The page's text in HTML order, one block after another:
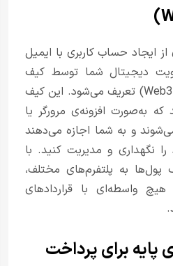
ایجاد حساب کاربری با ایمیل
دیجیتال شما توسط کیف
پول‌های وب ۳ (Web3 Wallets) تعریف می‌شود. این کیف
که به‌صورت افزونه‌ی مرورگر یا
و به شما اجازه می‌دهند
نگهداری و مدیریت کنید. با
به پلتفرم‌های مختلف،
هیچ واسطه‌ای با قراردادهای
پایه برای پرداخت